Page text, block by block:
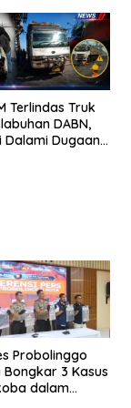
KELUARGA
MENGAMUK
MALANG
Terlindas Truk
DABN,
Dalami Dugaan
Probolinggo
Bongkar 3 Kasus
dalam